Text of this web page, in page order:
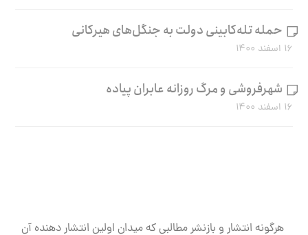
حمله تله‌کابینی دولت به جنگل‌های هیرکانی
۱۶ اسفند ۱۴۰۰
شهرفروشی و مرگ روزانه عابران پیاده
۱۶ اسفند ۱۴۰۰
هرگونه انتشار و بازنشر مطالبی که میدان اولین انتشار دهنده آن